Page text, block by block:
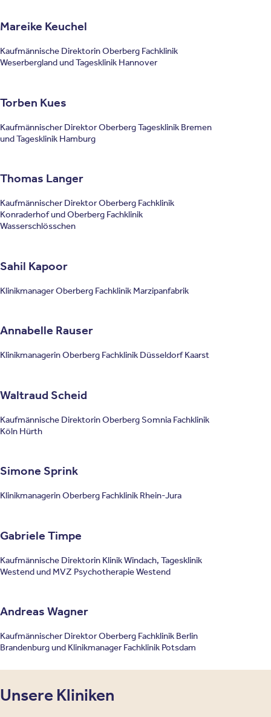
Mareike Keuchel
Kaufmännische Direktorin Oberberg Fachklinik
Weserbergland und Tagesklinik Hannover
Torben Kues
Kaufmännischer Direktor Oberberg Tagesklinik Bremen
und Tagesklinik Hamburg
Thomas Langer
Kaufmännischer Direktor Oberberg Fachklinik
Konraderhof und Oberberg Fachklinik
Wasserschlösschen
Sahil Kapoor
Klinikmanager Oberberg Fachklinik Marzipanfabrik
Annabelle Rauser
Klinikmanagerin Oberberg Fachklinik Düsseldorf Kaarst
Waltraud Scheid
Kaufmännische Direktorin Oberberg Somnia Fachklinik
Köln Hürth
Simone Sprink
Klinikmanagerin Oberberg Fachklinik Rhein-Jura
Gabriele Timpe
Kaufmännische Direktorin Klinik Windach, Tagesklinik
Westend und MVZ Psychotherapie Westend
Andreas Wagner
Kaufmännischer Direktor Oberberg Fachklinik Berlin
Brandenburg und Klinikmanager Fachklinik Potsdam
Unsere Kliniken